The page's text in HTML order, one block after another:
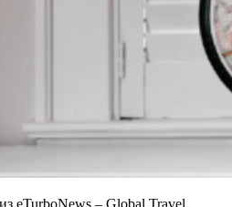
eTurboNews – Global Travel